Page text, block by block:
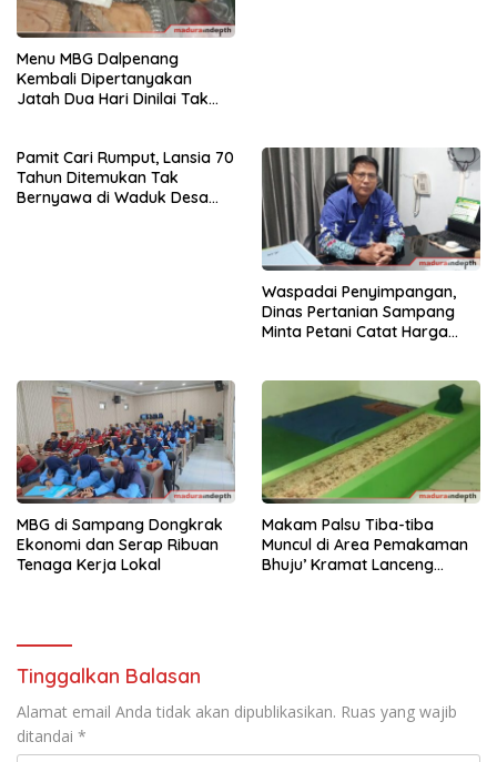
Menu MBG Dalpenang
Kembali Dipertanyakan
Jatah Dua Hari Dinilai Tak
Pamit Cari Rumput, Lansia 70
Tahun Ditemukan Tak
Bernyawa di Waduk Desa
Waspadai Penyimpangan,
Dinas Pertanian Sampang
Minta Petani Catat Harga
MBG di Sampang Dongkrak
Ekonomi dan Serap Ribuan
Tenaga Kerja Lokal
Makam Palsu Tiba-tiba
Muncul di Area Pemakaman
Bhuju’ Kramat Lanceng
Tinggalkan Balasan
Alamat email Anda tidak akan dipublikasikan. Ruas yang wajib
ditandai *